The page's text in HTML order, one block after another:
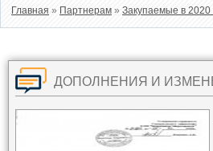
Главная » Партнерам » Закупаемые в 2020
ДОПОЛНЕНИЯ И